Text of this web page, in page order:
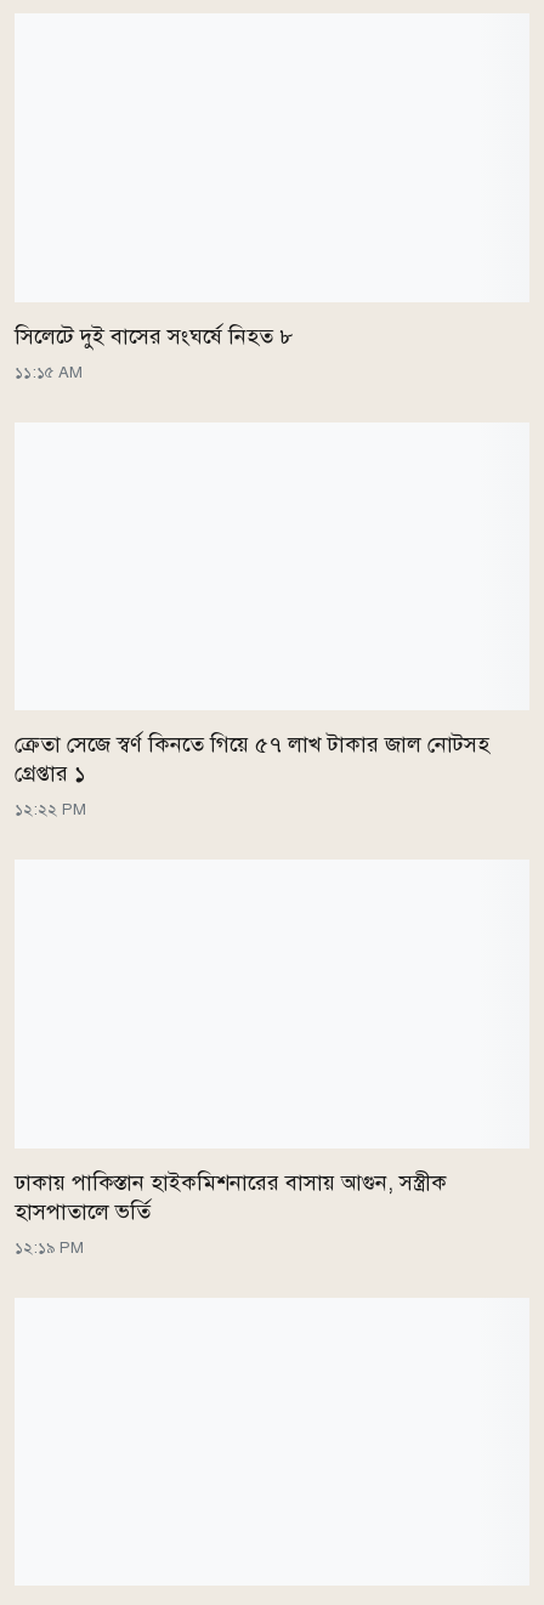
সিলেটে দুই বাসের সংঘর্ষে নিহত ৮
১১:১৫ AM
ক্রেতা সেজে স্বর্ণ কিনতে গিয়ে ৫৭ লাখ টাকার জাল নোটসহ
গ্রেপ্তার ১
১২:২২ PM
ঢাকায় পাকিস্তান হাইকমিশনারের বাসায় আগুন, সস্ত্রীক
হাসপাতালে ভর্তি
১২:১৯ PM